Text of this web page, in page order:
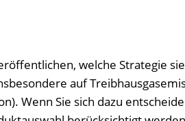
welche Strategie
auf
Wenn Sie sich dazu